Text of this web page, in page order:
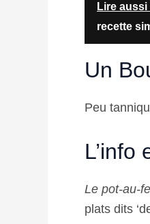
Lire aussi
recette
Un
Peu
L’info
Le pot-au-
plats dits